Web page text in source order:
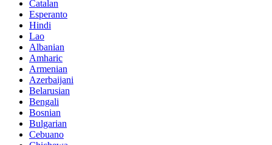
Catalan
Esperanto
Hindi
Lao
Albanian
Amharic
Armenian
Azerbaijani
Belarusian
Bengali
Bosnian
Bulgarian
Cebuano